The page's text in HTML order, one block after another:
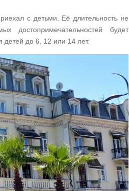
с детьми. Её длительность не
достопримечательностей будет
до 6, 12 или 14 лет.